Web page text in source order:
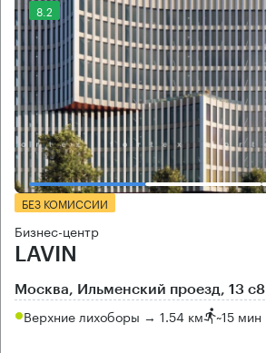
8.2
БЕЗ КОМИССИИ
Бизнес-центр
LAVIN
Москва, Ильменский проезд, 13 с8
Верхние лихоборы → 1.54 км ~15 мин